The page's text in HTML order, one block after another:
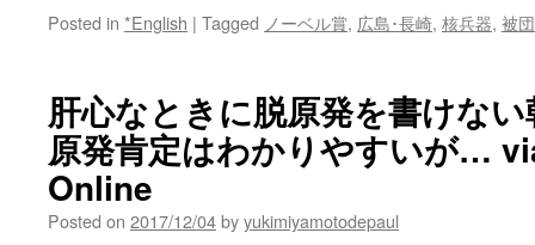
Posted in *English | Tagged ノーベル賞, 広島･長崎, 核兵器, 被
肝心なときに脱原発を書けな
原発肯定はわかりやすいが…
Online
Posted on 2017/12/04byyukimiyamotodepaul